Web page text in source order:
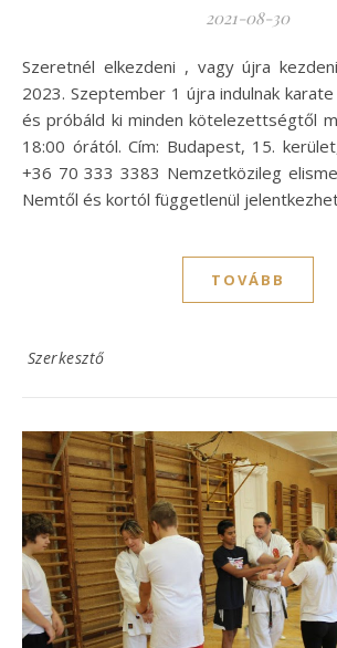
2021-08-30
Szeretnél elkezdeni , vagy újra kezdeni karatézni? Most
2023. Szeptember 1 újra indulnak
és próbáld ki minden kötelezettségtől
18:00 órától. Cím: Budapest, 15.
+36 70 333 3383 Nemzetközileg
Nemtől és kortól függetlenül
TOVÁBB
Szerkesztő